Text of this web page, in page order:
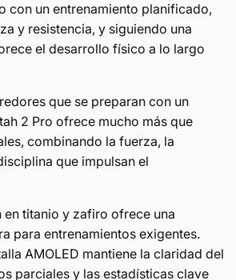
con un entrenamiento planificado,
y resistencia, y siguiendo una
el desarrollo físico a lo largo
que se preparan con un
2 Pro ofrece mucho más que
combinando la fuerza, la
que impulsan el
en titanio y zafiro ofrece una
para entrenamientos exigentes.
AMOLED mantiene la claridad del
parciales y las estadísticas clave